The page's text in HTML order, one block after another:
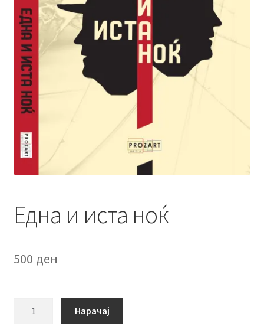
Литературен фестивал
Literary Agency
Expand
Корисничка сметка
Една и иста ноќ
500 ден
Нарачај